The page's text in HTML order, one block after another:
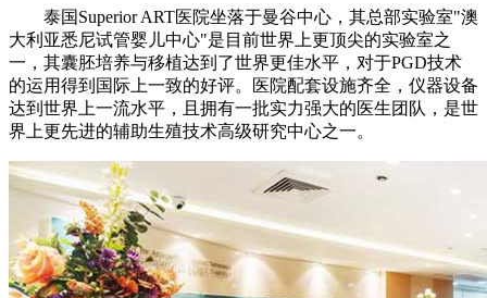
泰国Superior ART医院坐落于曼谷中心，其总部实验室"澳
大利亚悉尼试管婴儿中心"是目前世界上更顶尖的实验室之
一，其囊胚培养与移植达到了世界更佳水平，对于PGD技术
的运用得到国际上一致的好评。医院配套设施齐全，仪器设备
达到世界上一流水平，且拥有一批实力强大的医生团队，是世
界上更先进的辅助生殖技术高级研究中心之一。